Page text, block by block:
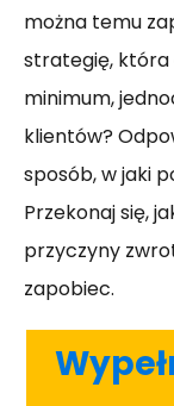
można temu
strategię, która
minimum,
klientów?
sposób, w jaki
Przekonaj się,
przyczyny
zapobiec.